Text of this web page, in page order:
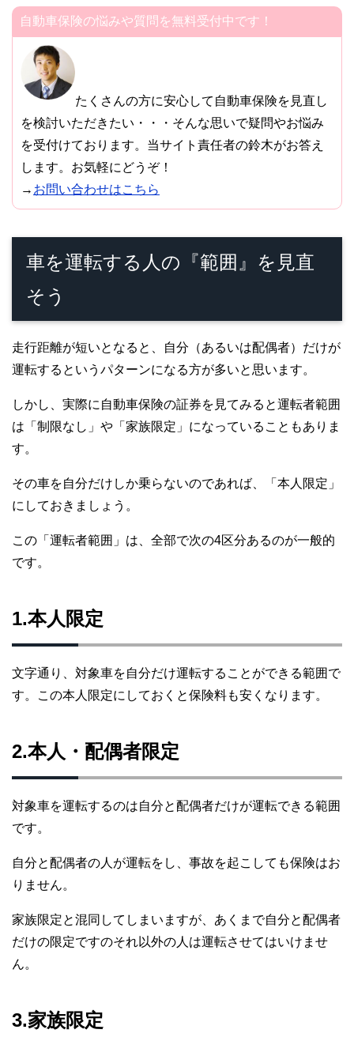
自動車保険の悩みや質問を無料受付中です！
たくさんの方に安心して自動車保険を見直し
を検討いただきたい・・・そんな思いで疑問やお悩み
を受付けております。当サイト責任者の鈴木がお答え
します。お気軽にどうぞ！
→ お問い合わせはこちら
車を運転する人の『範囲』を見直
そう
走行距離が短いとなると、自分（あるいは配偶者）だけが
運転するというパターンになる方が多いと思います。
しかし、実際に自動車保険の証券を見てみると運転者範囲
は「制限なし」や「家族限定」になっていることもありま
す。
その車を自分だけしか乗らないのであれば、「本人限定」
にしておきましょう。
この「運転者範囲」は、全部で次の4区分あるのが一般的
です。
1.本人限定
文字通り、対象車を自分だけ運転することができる範囲で
す。この本人限定にしておくと保険料も安くなります。
2.本人・配偶者限定
対象車を運転するのは自分と配偶者だけが運転できる範囲
です。
自分と配偶者の人が運転をし、事故を起こしても保険はお
りません。
家族限定と混同してしまいますが、あくまで自分と配偶者
だけの限定ですのそれ以外の人は運転させてはいけませ
ん。
3.家族限定